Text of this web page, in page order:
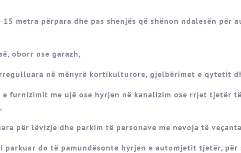
15 metra përpara dhe pas shenjës që shënon ndalesën për
oborr ose garazh,
në mënyrë kortikulturore, gjelbërimet e qytetit
furnizimit me ujë ose hyrjen në kanalizim ose rrjet tjetër të
për lëvizje dhe parkim të personave me nevoja të
parkuar do të pamundësonte hyrjen e automjetit tjetër, për